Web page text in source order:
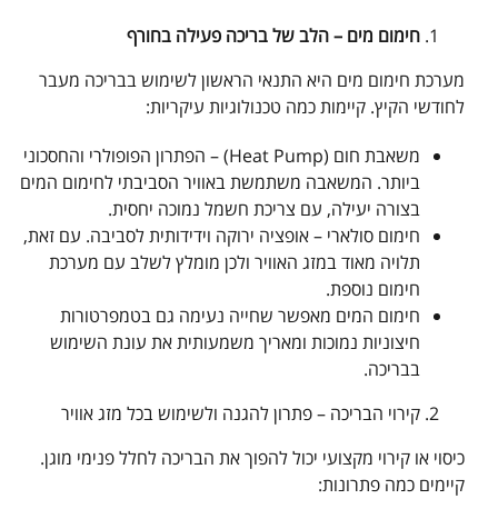
חימום מים – הלב של בריכה פעילה בחורף
מערכת חימום מים היא התנאי הראשון לשימוש בבריכה מעבר
לחודשי הקיץ. קיימות כמה טכנולוגיות עיקריות:
משאבת חום (Heat Pump) – הפתרון הפופולרי והחסכוני
ביותר. המשאבה משתמשת באוויר הסביבתי לחימום המים
בצורה יעילה, עם צריכת חשמל נמוכה יחסית.
חימום סולארי – אופציה ירוקה וידידותית לסביבה. עם זאת,
תלויה מאוד במזג האוויר ולכן מומלץ לשלב עם מערכת
חימום נוספת.
חימום המים מאפשר שחייה נעימה גם בטמפרטורות
חיצוניות נמוכות ומאריך משמעותית את עונת השימוש
בבריכה.
קירוי הבריכה – פתרון להגנה ולשימוש בכל מזג אוויר
כיסוי או קירוי מקצועי יכול להפוך את הבריכה לחלל פנימי מוגן.
קיימים כמה פתרונות: